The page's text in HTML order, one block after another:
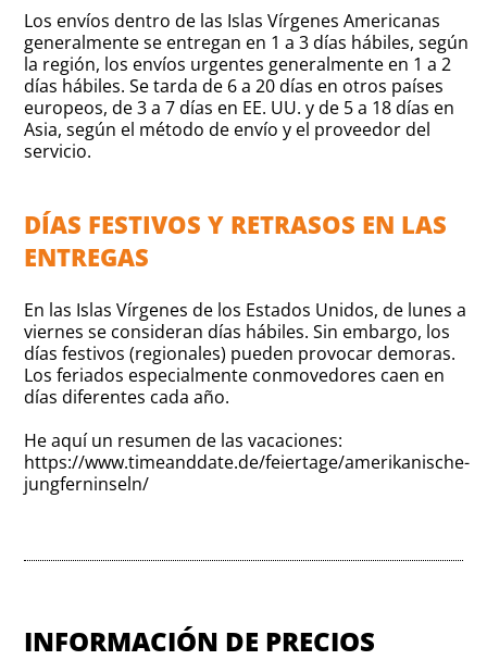
Los envíos dentro de las Islas Vírgenes Americanas
generalmente se entregan en 1 a 3 días hábiles, según
la región, los envíos urgentes generalmente en 1 a 2
días hábiles. Se tarda de 6 a 20 días en otros países
europeos, de 3 a 7 días en EE. UU. y de 5 a 18 días en
Asia, según el método de envío y el proveedor del
servicio.
DÍAS FESTIVOS Y RETRASOS EN LAS
ENTREGAS
En las Islas Vírgenes de los Estados Unidos, de lunes a
viernes se consideran días hábiles. Sin embargo, los
días festivos (regionales) pueden provocar demoras.
Los feriados especialmente conmovedores caen en
días diferentes cada año.
He aquí un resumen de las vacaciones:
https://www.timeanddate.de/feiertage/amerikanische-
jungferninseln/
INFORMACIÓN DE PRECIOS